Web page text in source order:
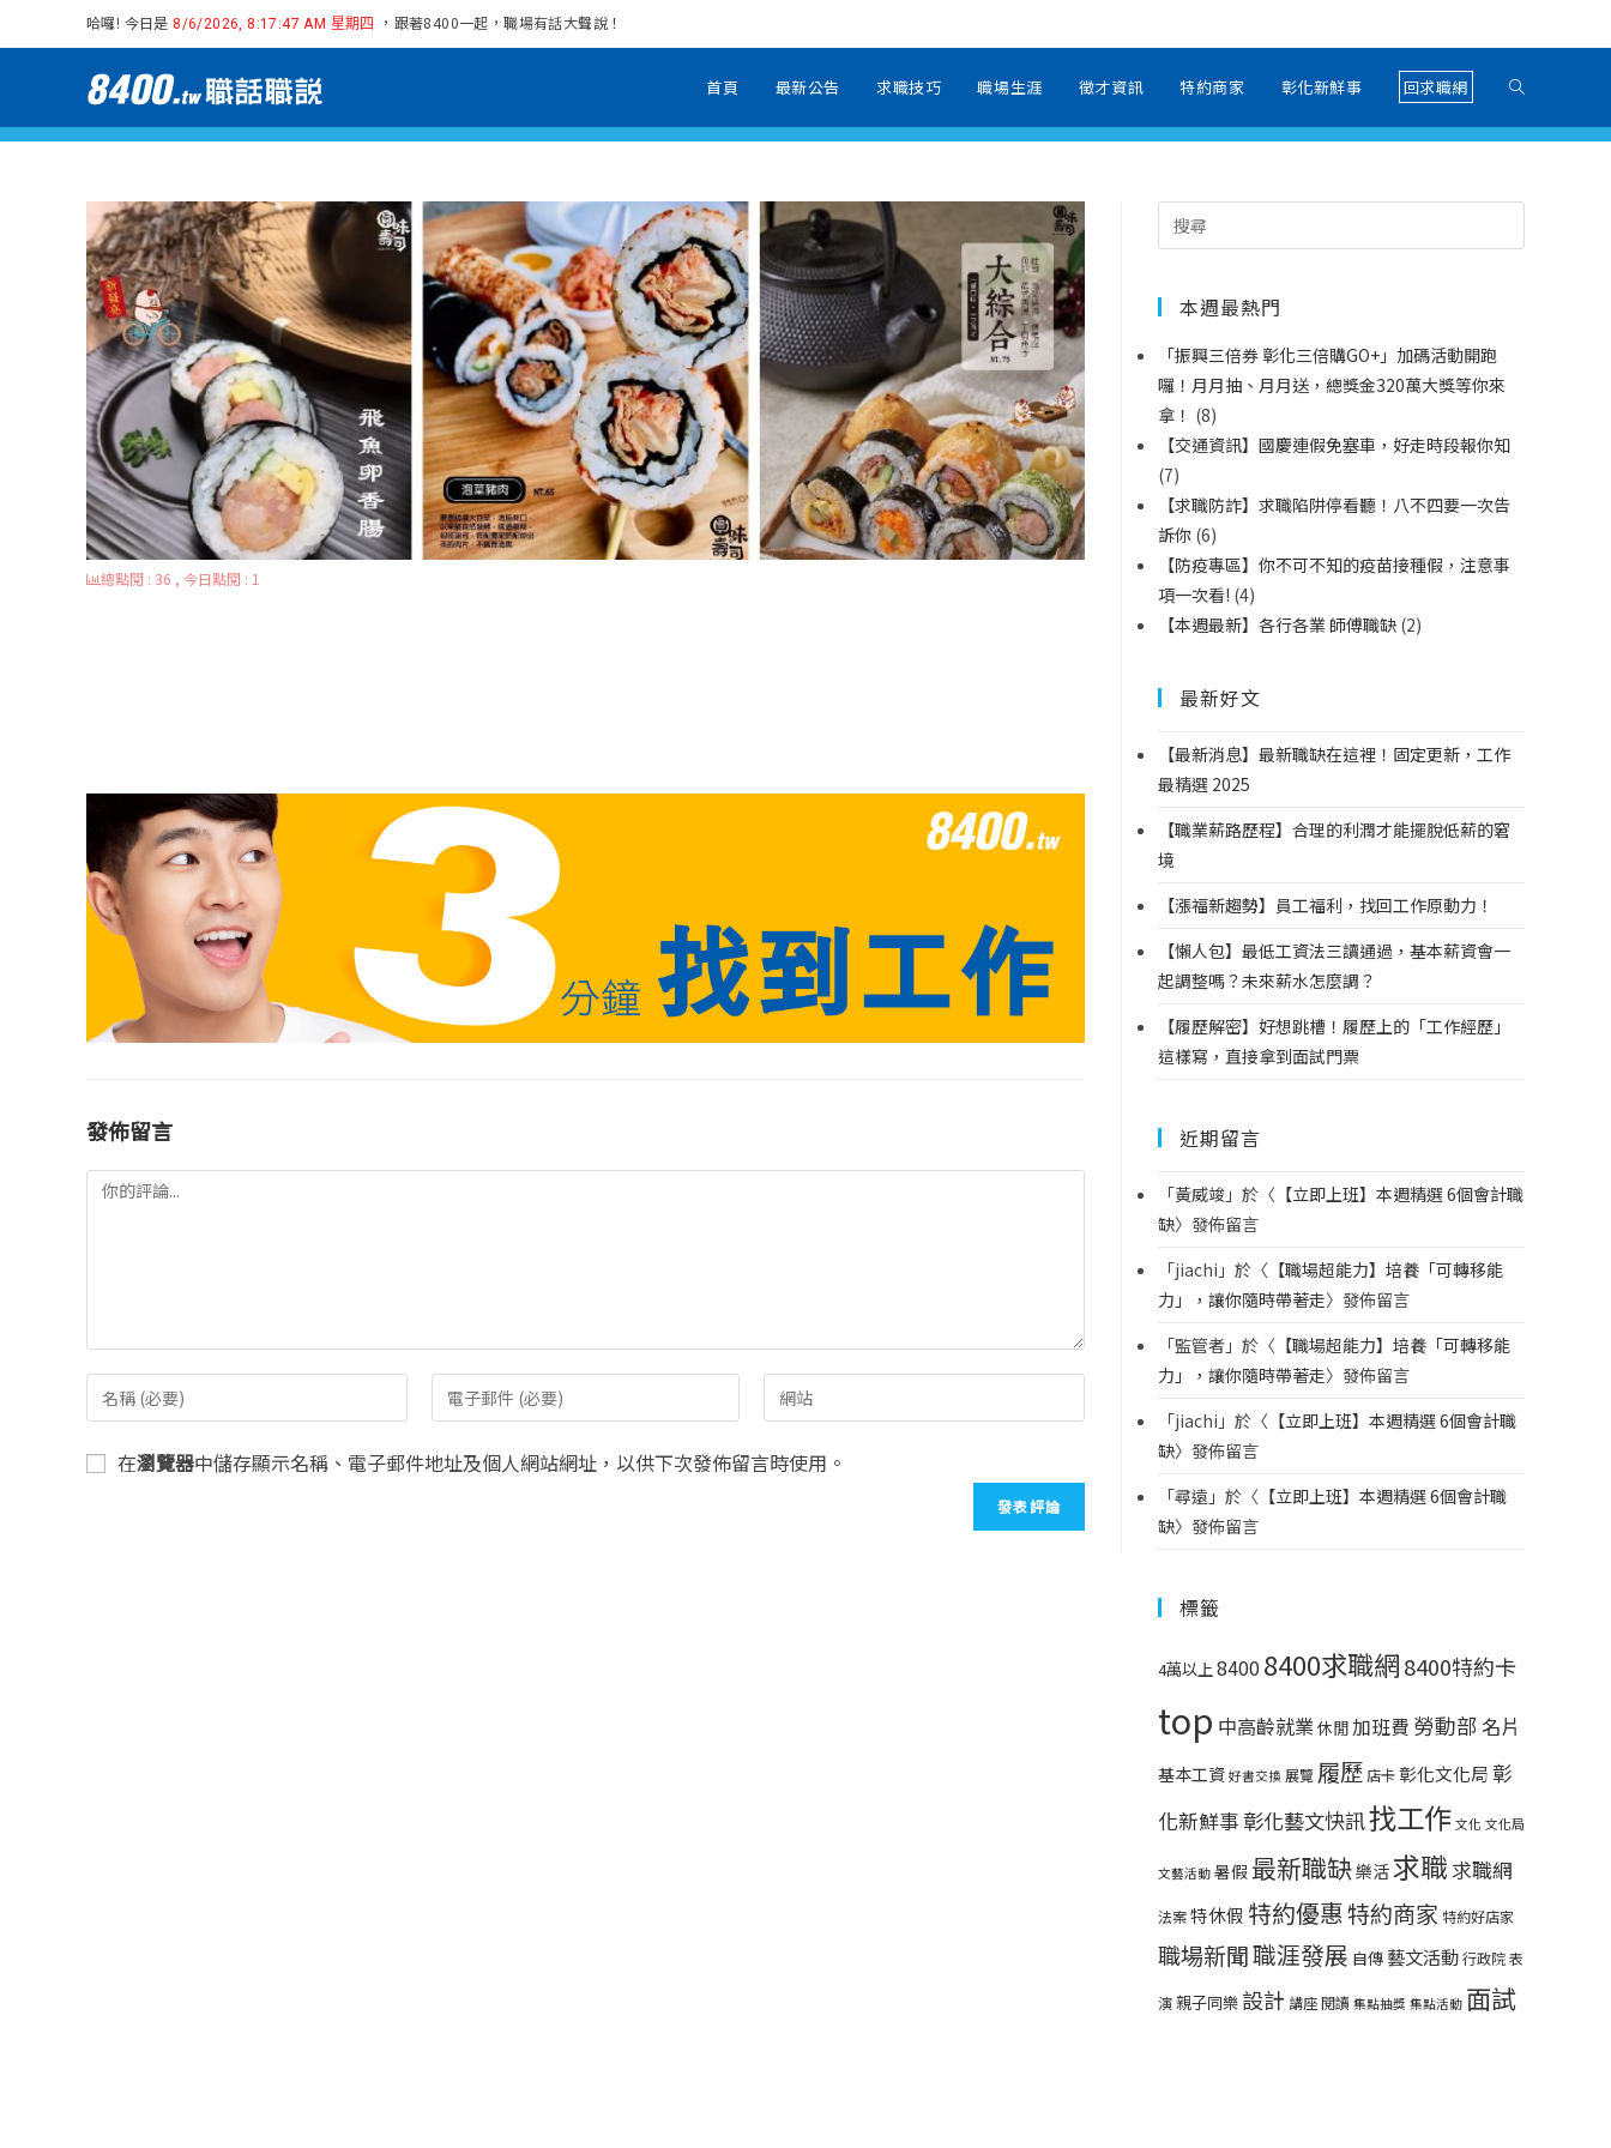
哈囉! 今日是 8/6/2026, 8:17:47 AM 星期四 ，跟著8400一起，職場有話大聲說！
首頁 最新公告 求職技巧 職場生涯 徵才資訊 特約商家 彰化新鮮事 回求職網
總點閱 : 36 , 今日點閱 : 1
發佈留言
在瀏覽器中儲存顯示名稱、電子郵件地址及個人網站網址，以供下次發佈留言時使用。
本週最熱門
「振興三倍券 彰化三倍購GO+」加碼活動開跑
囉！月月抽、月月送，總獎金320萬大獎等你來
拿！ (8)
【交通資訊】國慶連假免塞車，好走時段報你知
(7)
【求職防詐】求職陷阱停看聽！八不四要一次告
訴你 (6)
【防疫專區】你不可不知的疫苗接種假，注意事
項一次看! (4)
【本週最新】各行各業 師傅職缺 (2)
最新好文
【最新消息】最新職缺在這裡！固定更新，工作
最精選 2025
【職業薪路歷程】合理的利潤才能擺脫低薪的窘
境
【漲福新趨勢】員工福利，找回工作原動力！
【懶人包】最低工資法三讀通過，基本薪資會一
起調整嗎？未來薪水怎麼調？
【履歷解密】好想跳槽！履歷上的「工作經歷」
這樣寫，直接拿到面試門票
近期留言
「黃威竣 」於〈 【立即上班】本週精選 6個會計職
缺〉發佈留言
「jiachi 」於〈 【職場超能力】培養「可轉移能
力」，讓你隨時帶著走〉發佈留言
「監管者 」於〈 【職場超能力】培養「可轉移能
力」，讓你隨時帶著走〉發佈留言
「jiachi 」於〈 【立即上班】本週精選 6個會計職
缺〉發佈留言
「尋遠 」於〈 【立即上班】本週精選 6個會計職
缺〉發佈留言
標籤
4萬以上8400 8400求職網8400特約卡
top 中高齡就業休閒加班費 勞動部 名片
基本工資 好書交換 展覽 履歷店卡彰化文化局彰
化新鮮事 彰化藝文快訊找工作 文化 文化局
文藝活動 暑假 最新職缺樂活求職 求職網
法案特休假 特約優惠特約商家 特約好店家
職場新聞職涯發展 自傳 藝文活動行政院表
演親子同樂 設計 講座閱讀 集點抽獎 集點活動 面試